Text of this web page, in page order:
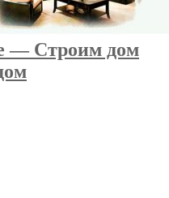
— Строим дом